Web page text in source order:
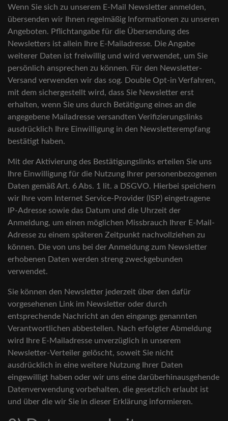
Wenn Sie sich zu unserem E-Mail Newsletter anmelden,
übersenden wir Ihnen regelmäßig Informationen zu unseren
Angeboten. Pflichtangabe für die Übersendung des
Newsletters ist allein Ihre E-Mailadresse. Die Angabe
weiterer Daten ist freiwillig und wird verwendet, um Sie
persönlich ansprechen zu können. Für den Newsletter-
Versand verwenden wir das sog. Double Opt-in Verfahren,
mit dem sichergestellt wird, dass Sie Newsletter erst
erhalten, wenn Sie uns durch Betätigung eines an die
angegebene Mailadresse versandten Verifizierungslinks
ausdrücklich Ihre Einwilligung in den Newsletterempfang
bestätigt haben.
Mit der Aktivierung des Bestätigungslinks erteilen Sie uns
Ihre Einwilligung für die Nutzung Ihrer personenbezogenen
Daten gemäß Art. 6 Abs. 1 lit. a DSGVO. Hierbei speichern
wir Ihre vom Internet Service-Provider (ISP) eingetragene
IP-Adresse sowie das Datum und die Uhrzeit der
Anmeldung, um einen möglichen Missbrauch Ihrer E-Mail-
Adresse zu einem späteren Zeitpunkt nachvollziehen zu
können. Die von uns bei der Anmeldung zum Newsletter
erhobenen Daten werden streng zweckgebunden
verwendet.
Sie können den Newsletter jederzeit über den dafür
vorgesehenen Link im Newsletter oder durch
entsprechende Nachricht an den eingangs genannten
Verantwortlichen abbestellen. Nach erfolgter Abmeldung
wird Ihre E-Mailadresse unverzüglich in unserem
Newsletter-Verteiler gelöscht, soweit Sie nicht
ausdrücklich in eine weitere Nutzung Ihrer Daten
eingewilligt haben oder wir uns eine darüberhinausgehende
Datenverwendung vorbehalten, die gesetzlich erlaubt ist
und über die wir Sie in dieser Erklärung informieren.